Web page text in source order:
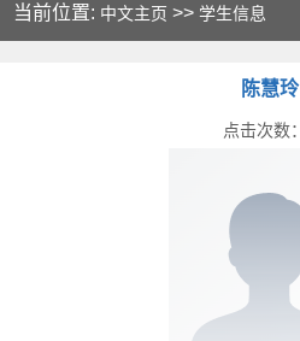
当前位置: 中文主页 >>学生信息
陈慧玲
点击次数：